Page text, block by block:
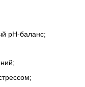
pH-баланс;